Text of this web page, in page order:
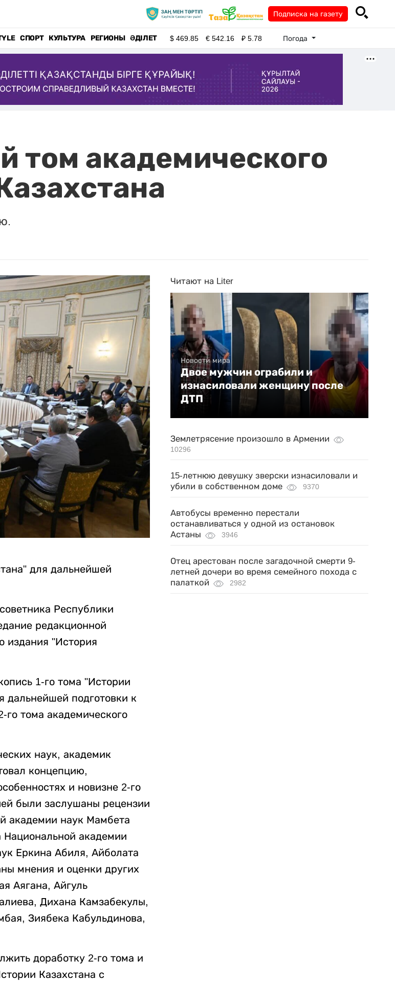
Подписка на газету
СПОРТ КУЛЬТУРА РЕГИОНЫ ӘДІЛЕТ $469.85 €542.16 ₽5.78 Погода
том академического
для дальнейшей
Республики
редакционной
издания "История
1-го тома "Истории
дальнейшей подготовки к
тома академического
наук, академик
концепцию,
и новизне 2-го
были заслушаны рецензии
академии наук Мамбета
Национальной академии
Еркина Абиля, Айболата
мнения и оценки других
Аягана, Айгуль
Дихана Камзабекулы,
Зиябека Кабульдинова,
доработку 2-го тома и
Казахстана с
Читают на Liter
Новости мира
Двое мужчин ограбили и
изнасиловали женщину после
ДТП
Землетрясение произошло в Армении
10296
15-летнюю девушку зверски изнасиловали и
убили в собственном доме
9370
Автобусы временно перестали
останавливаться у одной из остановок
Астаны
3946
Отец арестован после загадочной смерти 9-
летней дочери во время семейного похода с
палаткой
2982